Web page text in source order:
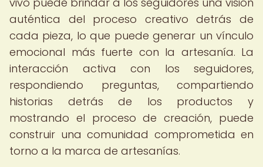
auténtica del proceso creativo detrás de
cada pieza, lo que puede generar un vínculo
emocional más fuerte con la artesanía. La
interacción activa con los seguidores,
respondiendo preguntas, compartiendo
historias detrás de los productos y
mostrando el proceso de creación, puede
construir una comunidad comprometida en
torno a la marca de artesanías.